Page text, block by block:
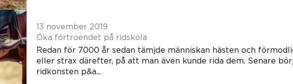
13 november 2019
Öka förtroendet på ridskola
Redan för 7000 år sedan tämjde människan hästen och
eller strax därefter, på att man även kunde rida dem. Senare
ridkonsten p&a...